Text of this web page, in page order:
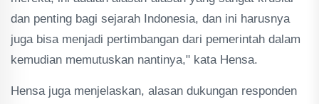
dan penting bagi sejarah Indonesia, dan ini harusnya
juga bisa menjadi pertimbangan dari pemerintah dalam
kemudian memutuskan nantinya," kata Hensa.
Hensa juga menjelaskan, alasan dukungan responden